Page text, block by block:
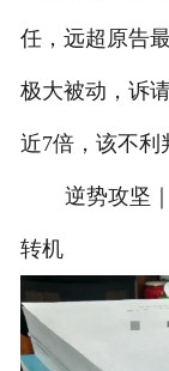
任，远超原告
极大被动，诉
近7倍，该不利
逆势攻坚
转机